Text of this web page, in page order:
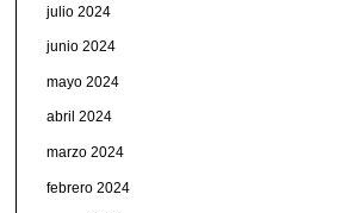
julio 2024
junio 2024
mayo 2024
abril 2024
marzo 2024
febrero 2024